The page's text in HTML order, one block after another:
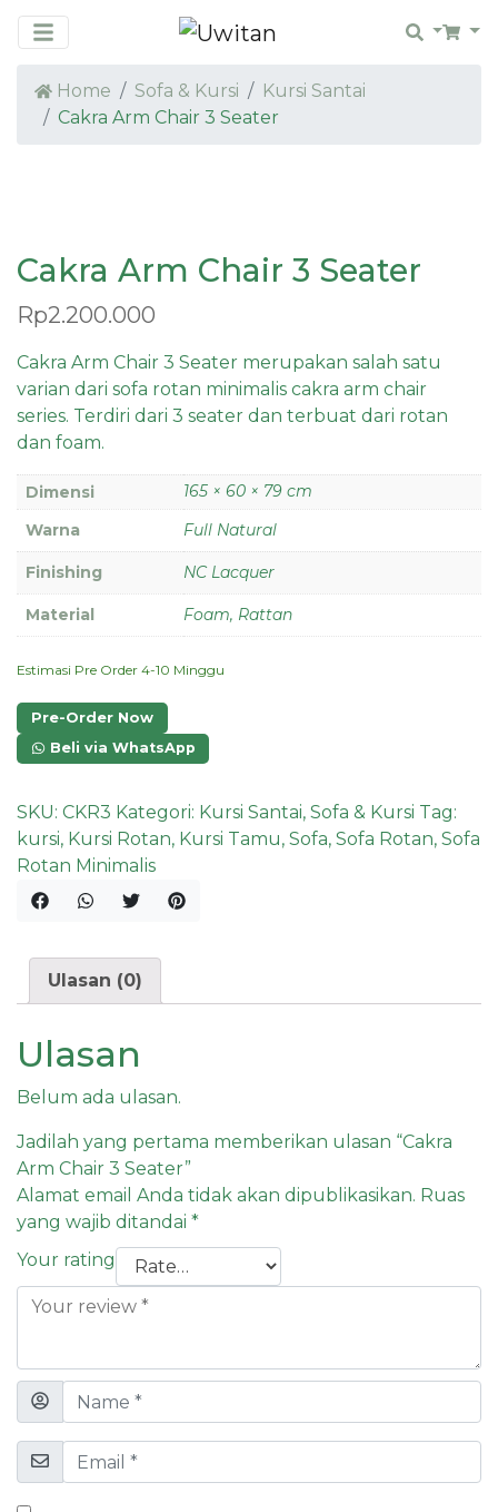
Search
Home Sofa & Kursi
Kursi Santai
Cakra Arm Chair 3 Seater
Cakra Arm Chair 3 Seater
Rp2.200.000
Cakra Arm Chair 3 Seater merupakan salah satu
varian dari sofa rotan minimalis cakra arm chair
series. Terdiri dari 3 seater dan terbuat dari rotan
dan foam.
Dimensi
165 × 60 × 79 cm
Warna
Full Natural
Finishing NC Lacquer
Material Foam, Rattan
Estimasi Pre Order 4-10 Minggu
Pre-Order Now
Beli via WhatsApp
SKU: CKR3 Kategori: Kursi Santai, Sofa & Kursi Tag:
kursi, Kursi Rotan, Kursi Tamu, Sofa, Sofa Rotan, Sofa
Rotan Minimalis
Ulasan (0)
Ulasan
Belum ada ulasan.
Jadilah yang pertama memberikan ulasan “Cakra
Arm Chair 3 Seater”
Alamat email Anda tidak akan dipublikasikan. Ruas
yang wajib ditandai *
Your rating